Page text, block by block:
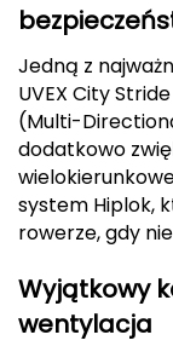
Deuter
Dolomite
E
EISBAR
ENERO CAMP
Jedną z
UVEX City
(Multi-
dodatkowo
system Hiplok,
rowerze, gdy
Wyjątkowy
wentylacja